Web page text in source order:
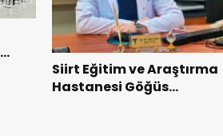
Siirt Eğitim ve Araştırma
Hastanesi Göğüs